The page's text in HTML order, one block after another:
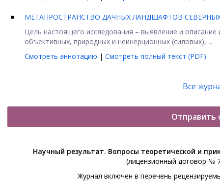
МЕТАПРОСТРАНСТВО ДАЧНЫХ ЛАНДШАФТОВ СЕВЕРНЫХ
Цель настоящего исследования – выявление и
объективных, природных и неинерционных (силовых), ...
Смотреть аннотацию | Смотреть полный текст (PDF)
Все
Отправить
Научный результат. Вопросы теоретической и
(лицензионный договор №
Журнал включен в перечень